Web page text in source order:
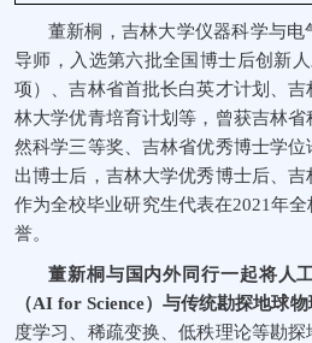
董新桐，吉林大学仪器科学与电
导师，入选第六批全国博士后创新
项）、吉林省首批长白英才计划、
林大学优青培育计划等，曾获吉林
然科学三等奖、吉林省优秀博士学
出博士后，吉林大学优秀博士后、
作为全校毕业研究生代表在2021年全
誉。
董新桐与国内外同行一起将人
（AI for Science）与传统勘探地球
度学习、稀疏变换、低秩理论等勘